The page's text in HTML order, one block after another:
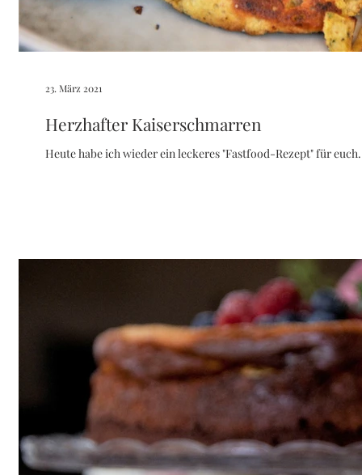
Herzhafter Kaiserschmarren
Heute habe ich wieder ein leckeres "Fastfood-Rezept" für
23. März 2021